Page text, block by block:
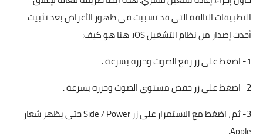
التطبيقات التالفة التي قد تسببت في ظهور الأعراض بعد تثبيت
أحدث إصدار من نظام التشغيل iOS. هنا هو كيف:
1- اضغط على زر رفع الصوت وحرره بسرعة .
2- اضغط على زر خفض مستوى الصوت وحرره بسرعة .
3- ثم ، اضغط مع الاستمرار على زر Side / Power حتى يظهر شعار